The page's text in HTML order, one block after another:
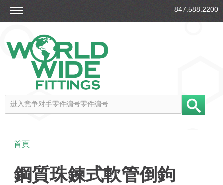
847.588.2200
首頁
鋼質珠鍊式軟管倒鉤